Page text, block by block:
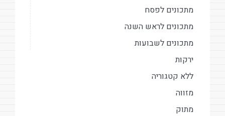
מתכונים לפסח
מתכונים לראש השנה
מתכונים לשבועות
ירקות
ללא קטגוריה
מזווה
מתוק